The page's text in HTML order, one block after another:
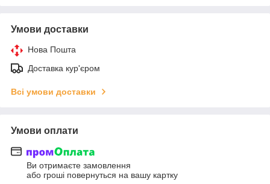
Умови доставки
Нова Пошта
Доставка кур'єром
Всі умови доставки
Умови оплати
Ви отримаєте замовлення
або гроші повернуться на вашу картку